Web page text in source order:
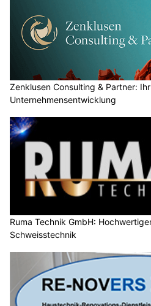
Zenklusen Consulting & Partner:
Unternehmensentwicklung
Ruma Technik GmbH:
Schweisstechnik